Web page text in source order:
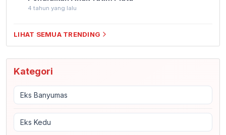
4 tahun yang lalu
LIHAT SEMUA TRENDING
Kategori
Eks Banyumas
Eks Kedu